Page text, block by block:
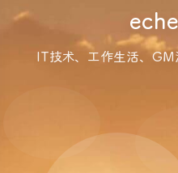
IT技术、工作生活、